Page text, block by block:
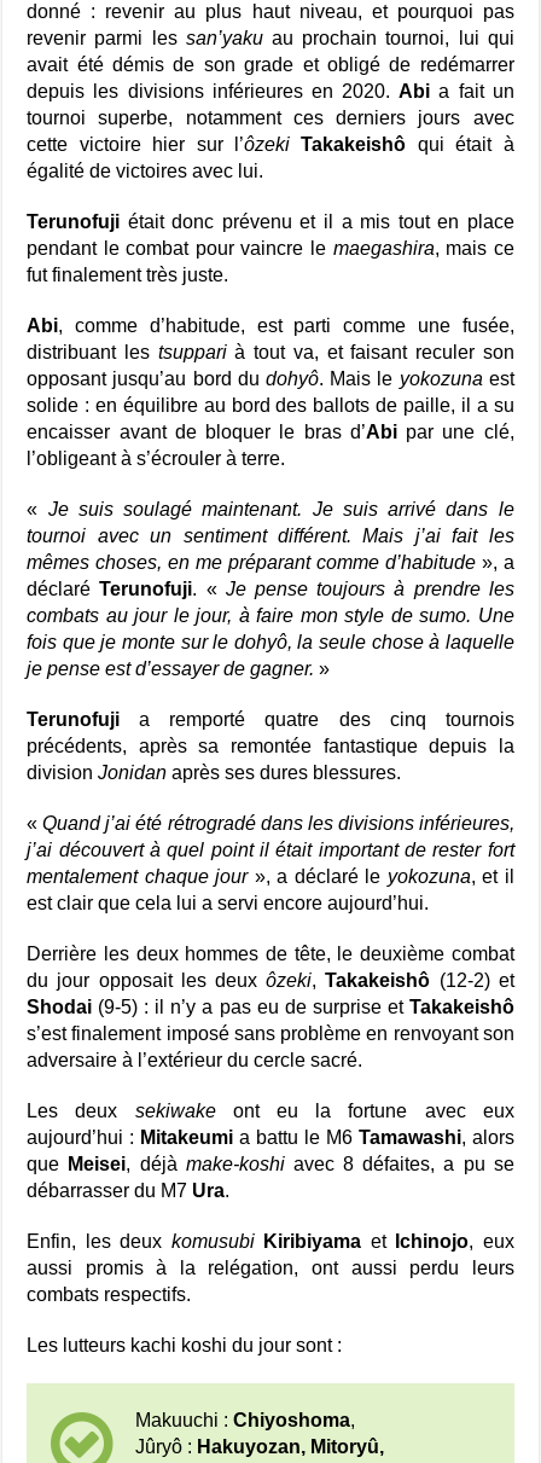
donné : revenir au plus haut niveau, et pourquoi pas
revenir parmi les san’yakuau prochain tournoi, lui qui
avait été démis de son grade et obligé de redémarrer
depuis les divisions inférieures en 2020.Abi a fait un
tournoi superbe, notamment ces derniers jours avec
cette victoire hier sur l’ôzeki Takakeishô qui était à
égalité de victoires avec lui.
Terunofuji était donc prévenu et il a mis tout en place
pendant le combat pour vaincre le maegashira, mais ce
fut finalement très juste.
Abi, comme d’habitude, est parti comme une fusée,
distribuant les tsupparià tout va, et faisant reculer son
opposant jusqu’au bord du dohyô. Mais le yokozuna est
solide : en équilibre au bord des ballots de paille, il a su
encaisser avant de bloquer le bras d’Abipar une clé,
l’obligeant à s’écrouler à terre.
« Je suis soulagé maintenant. Je suis arrivé dans le
tournoi avec un sentiment différent. Mais j’ai fait les
mêmes choses, en me préparant comme d’habitude», a
déclaréTerunofuji. « Je pense toujours à prendre les
combats au jour le jour, à faire mon style de sumo. Une
fois que je monte sur le dohyô, la seule chose à laquelle
je pense est d’essayer de gagner. »
Terunofuji a remporté quatre des cinq tournois
précédents, après sa remontée fantastique depuis la
divisionJonidan après ses dures blessures.
«Quand j’ai été rétrogradé dans les divisions inférieures,
j’ai découvert à quel point il était important de rester fort
mentalement chaque jour», a déclaré le yokozuna, et il
est clair que cela lui a servi encore aujourd’hui.
Derrière les deux hommes de tête, le deuxième combat
du jour opposait les deuxôzeki,Takakeishô (12-2) et
Shodai (9-5) : il n’y a pas eu de surprise et Takakeishô
s’est finalement imposé sans problème en renvoyant son
adversaire à l’extérieur du cercle sacré.
Les deux sekiwakeont eu la fortune avec eux
aujourd’hui : Mitakeumi a battu le M6 Tamawashi, alors
que Meisei, déjà make-koshiavec 8 défaites, a pu se
débarrasser du M7 Ura.
Enfin, les deux komusubi Kiribiyama et Ichinojo, eux
aussi promis à la relégation, ont aussi perdu leurs
combats respectifs.
Les lutteurs kachi koshi du jour sont :
Makuuchi :Chiyoshoma,
Jûryô : Hakuyozan, Mitoryû,